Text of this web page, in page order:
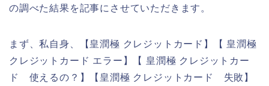
の調べた結果を記事にさせていただきます。
まず、私自身、【皇潤極 クレジットカード】【 皇潤極
クレジットカード エラー】【 皇潤極 クレジットカー
ド 使えるの？】【皇潤極 クレジットカード 失敗】